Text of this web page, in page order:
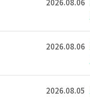
2026.08.06
2026.08.06
2026.08.05